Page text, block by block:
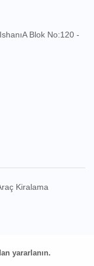
Blok No:120 -
Kiralama
yararlanın.